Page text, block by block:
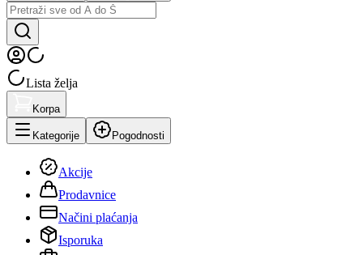
Lista želja
Korpa
Kategorije Pogodnosti
Akcije
Prodavnice
Načini plaćanja
Isporuka